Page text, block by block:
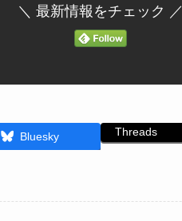
＼ 最新情報をチェック ／
Bluesky Threads